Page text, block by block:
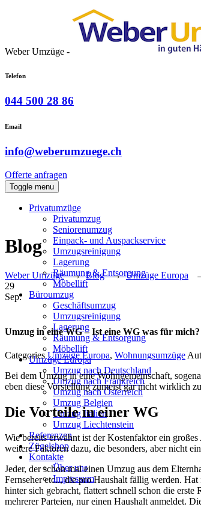
Weber Umzüge -
Telefon
044 500 28 86
Email
info@weberumzuege.ch
Offerte anfragen
Toggle menu
Privatumzüge
Privatumzug
Seniorenumzug
Einpack- und Auspackservice
Umzugsreinigung
Lagerung
Räumung & Entsorgung
Möbellift
Büroumzug
Geschäftsumzug
Umzugsreinigung
Lagerung
Räumung & Entsorgung
Möbellift
Umzüge Europa
Umzug nach Deutschland
Umzug nach Frankreich
Umzug nach Österreich
Umzug Belgien
Umzug Italien
Umzug Liechtenstein
Referenzen
Zügelshop
Kontakte
Über uns
Impressum
Blog
Weber Umzüge →Blog→Umzüge Europa
29
Sep.
Umzug in eine WG – Ist eine WG was für mich?
Categories Umzüge Europa, Wohnungsumzüge
Bei dem Umzug in eine Wohngemeinschaft,
eben diese Vorstellung zumeist gar nicht wirklich
Die Vorteile in einer WG
Wie bereits erwähnt ist der Kostenfaktor ein
weitere Faktoren dazu, die besonders, aber nicht
Jeder, der schon mal einen Umzug aus dem
Fernseher etc.., die pro Haushalt fällig werden.
hinter sich gebracht, flattert schnell schon die erste
mehrerer Parteien, nur einen Haushalt anmeldet.